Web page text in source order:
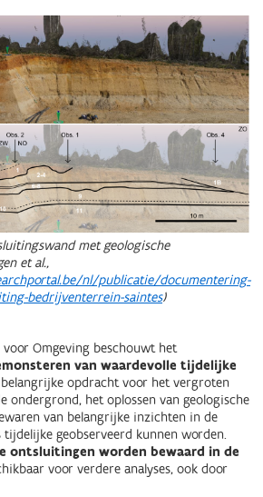
met geologische
et al.,
nl/publicatie/documentering-
bedrijventerrein-saintes)
voor Omgeving beschouwt het
van waardevolle tijdelijke
belangrijke opdracht voor het vergroten
ondergrond, het oplossen van geologische
van belangrijke inzichten in de
geobserveerd kunnen worden.
ontsluitingen worden bewaard in de
voor verdere analyses, ook door